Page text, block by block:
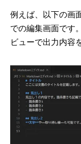
例えば、以下の画
での編集画面です
ビューで出力内容